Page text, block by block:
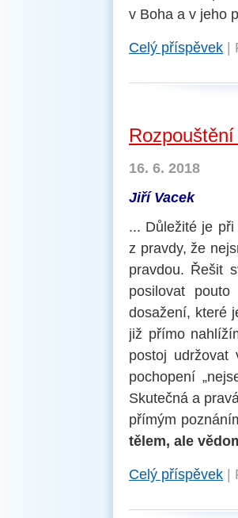
v Boha a v jeho
Celý příspěvek
16. 6. 2018
Jiří Vacek
... Důležité je
z pravdy, že
pravdou. Řešit
posilovat
dosažení, které
již přímo
postoj udržovat
pochopení
Skutečná a
přímým
tělem, ale
Celý příspěvek